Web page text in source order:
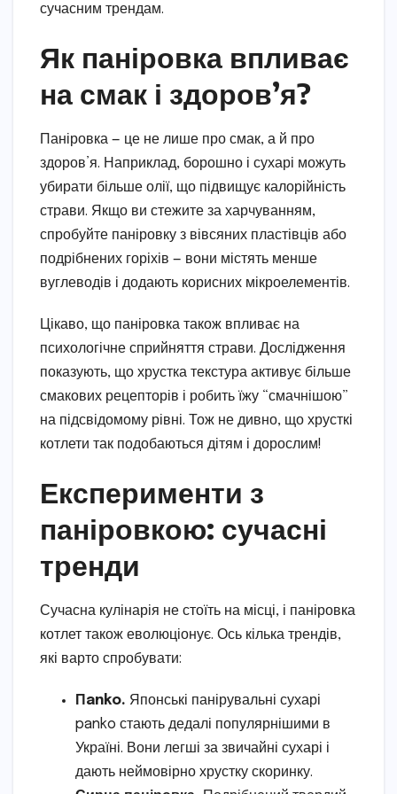
сучасним трендам.
Як паніровка впливає
на смак і здоров’я?
Паніровка — це не лише про смак, а й про
здоров’я. Наприклад, борошно і сухарі можуть
убирати більше олії, що підвищує калорійність
страви. Якщо ви стежите за харчуванням,
спробуйте паніровку з вівсяних пластівців або
подрібнених горіхів — вони містять менше
вуглеводів і додають корисних мікроелементів.
Цікаво, що паніровка також впливає на
психологічне сприйняття страви. Дослідження
показують, що хрустка текстура активує більше
смакових рецепторів і робить їжу “смачнішою”
на підсвідомому рівні. Тож не дивно, що хрусткі
котлети так подобаються дітям і дорослим!
Експерименти з
паніровкою: сучасні
тренди
Сучасна кулінарія не стоїть на місці, і паніровка
котлет також еволюціонує. Ось кілька трендів,
які варто спробувати:
Пanko. Японські панірувальні сухарі
panko стають дедалі популярнішими в
Україні. Вони легші за звичайні сухарі і
дають неймовірно хрустку скоринку.